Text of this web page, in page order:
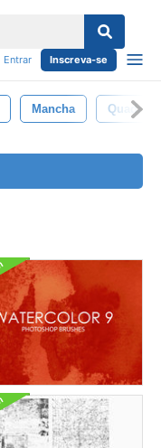
Entrar Inscreva-se
Mancha Quadro